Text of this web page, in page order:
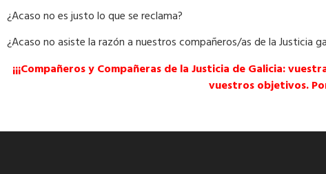
¿Acaso no es justo lo que se reclama?
¿Acaso no asiste la razón a nuestros compañeros/as de la Justicia
¡¡¡Compañeros y Compañeras de la Justicia de Galicia:
vuestros objetivos.